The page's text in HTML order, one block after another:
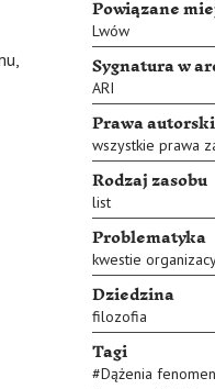
Powiązane
Lwów
Sygnatura w
ARI
Prawa
wszystkie prawa
Rodzaj zasobu
list
Problematyka
kwestie
Dziedzina
filozofia
Tagi
#Dążenia